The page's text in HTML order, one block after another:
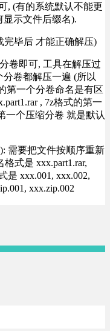
, (有的系统默认不能更
示文件后缀名).
完毕后 才能正确解压)
卷即可, 工具在解压过
卷都解压一遍 (所以
第一个分卷命名是有区
, 7z格式的第一
一个压缩分卷 就是默认
需要把文件按顺序重新
式是 xxx.part1.rar,
是 xxx.001, xxx.002,
xxx.zip.002